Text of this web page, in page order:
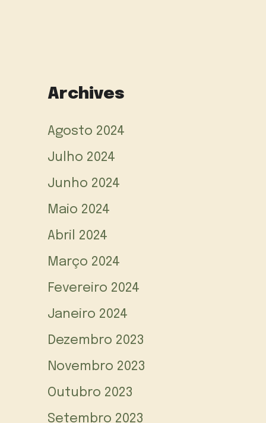
Archives
Agosto 2024
Julho 2024
Junho 2024
Maio 2024
Abril 2024
Março 2024
Fevereiro 2024
Janeiro 2024
Dezembro 2023
Novembro 2023
Outubro 2023
Setembro 2023